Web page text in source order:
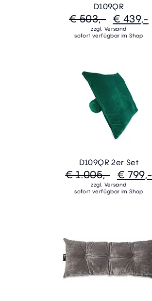
D109QR
€ 503,- € 439,-
zzgl. Versand
sofort verfügbar im Shop
D109QR 2er Set
€ 1.005,- € 799,-
zzgl. Versand
sofort verfügbar im Shop